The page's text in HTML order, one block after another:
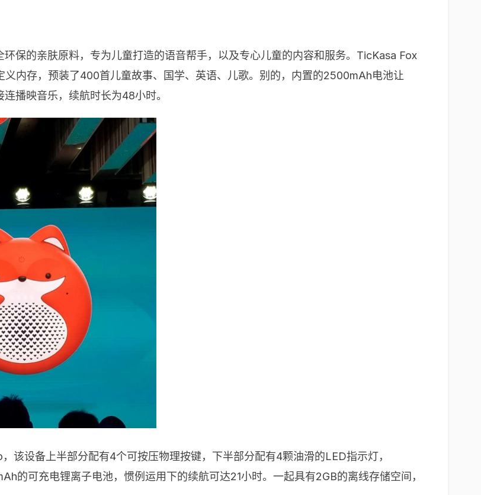
保的亲肤原料，专为儿童打造的语音帮手，以及专心儿童的内容和服务。TicKasa Fox
内存，预装了400首儿童故事、国学、英语、儿歌。别的，内置的2500mAh电池让
播映音乐，续航时长为48小时。
该设备上半部分配有4个可按压物理按键，下半部分配有4颗油滑的LED指示灯，
的可充电锂离子电池，惯例运用下的续航可达21小时。一起具有2GB的离线存储空间，